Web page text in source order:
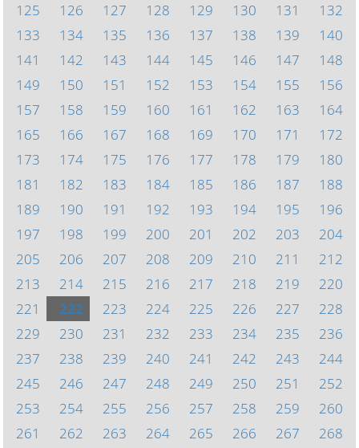
125
126 127 128 129 130 131
132
133
134 135 136 137 138 139
140
141
142 143 144 145 146 147
148
149
150 151 152 153 154 155
156
157
158 159 160 161 162 163
164
165
166 167 168 169 170 171
172
173
174 175 176 177 178 179
180
181
182 183 184 185 186 187
188
189
190 191 192 193 194 195
196
197
198 199 200 201 202 203
204
205
206 207 208 209 210 211
212
213
214 215 216 217 218 219
220
221
222 223 224 225 226 227
228
229
230 231 232 233 234 235
236
237
238 239 240 241 242 243
244
245
246 247 248 249 250 251
252
253
254 255 256 257 258 259
260
261
262 263 264 265 266 267
268